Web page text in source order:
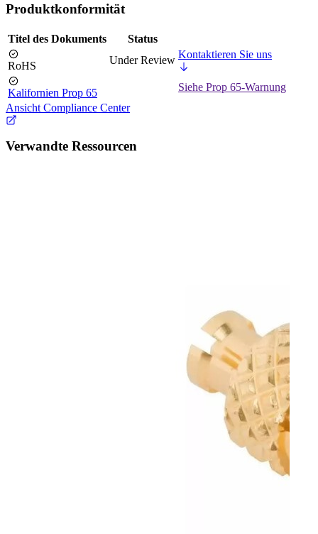
Produktkonformität
Titel des Dokuments Status
RoHS Under Review Kontaktieren Sie uns
Kalifornien Prop 65
Siehe Prop 65-Warnung
Ansicht Compliance Center
Verwandte Ressourcen